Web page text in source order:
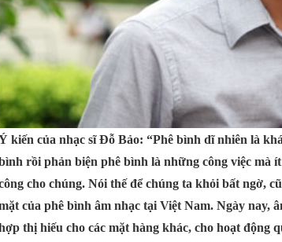
kiến của nhạc sĩ Đỗ Bảo: “Phê bình dĩ nhiên là
rồi phản biện phê bình là những công việc mà
cho chúng. Nói thế để chúng ta khỏi bất ngờ,
của phê bình âm nhạc tại Việt Nam. Ngày nay,
thị hiếu cho các mặt hàng khác, cho hoạt động